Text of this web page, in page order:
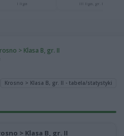
I liga III liga, gr. IV
> Klasa B, gr. II
Krosno > Klasa B, gr. II - tabela/statystyki
> Klasa B, gr. II